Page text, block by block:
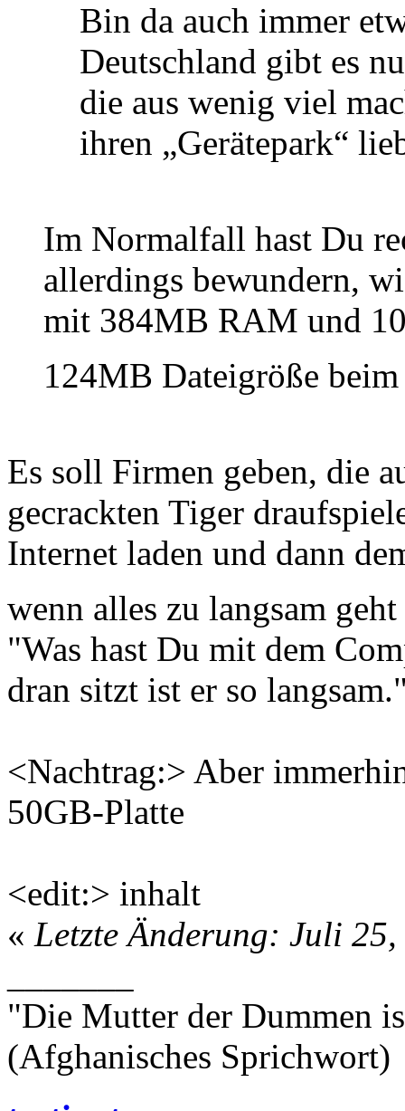
Bin da auch immer
Deutschland gibt es
die aus wenig viel
ihren „Gerätepark“
Im Normalfall hast Du
allerdings bewundern,
mit 384MB RAM und
124MB Dateigröße
Es soll Firmen geben, die
gecrackten Tiger
Internet laden und dann
wenn alles zu langsam geht
"Was hast Du mit dem
dran sitzt ist er so
<Nachtrag:> Aber
50GB-Platte
<edit:> inhalt
« Letzte Änderung: Juli
"Die Mutter der Dummen
(Afghanisches Sprichwort)